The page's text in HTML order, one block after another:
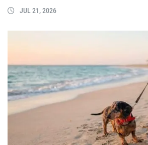
JUL 21, 2026